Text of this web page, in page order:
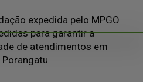
expedida pelo MPGO
para garantir a
de atendimentos em